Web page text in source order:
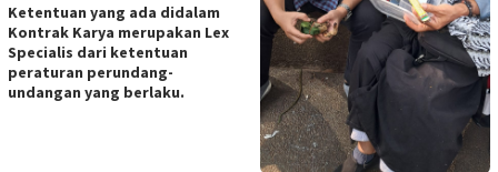
Ketentuan yang ada didalam
Kontrak Karya merupakan Lex
Specialis dari ketentuan
peraturan perundang-
undangan yang berlaku.